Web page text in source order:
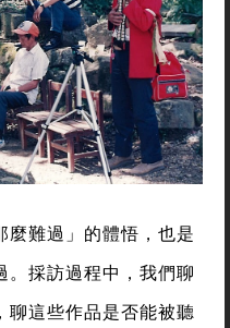
麼難過」的體悟，也是
。採訪過程中，我們聊
聊這些作品是否能被聽